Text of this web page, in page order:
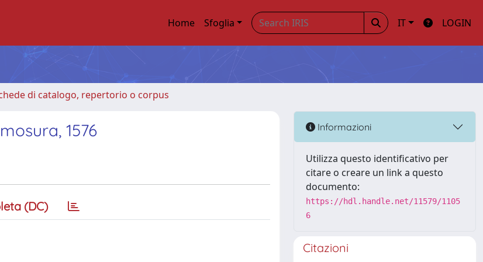
Home Sfoglia IT LOGIN
di catalogo, repertorio o corpus
1576
(DC)
Informazioni
Utilizza questo identificativo per
citare o creare un link a questo
documento:
https://hdl.handle.net/11579/1105
6
Citazioni